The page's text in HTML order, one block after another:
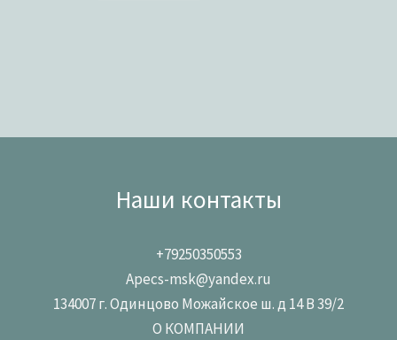
Наши контакты
+79250350553
Apecs-msk@yandex.ru
134007 г. Одинцово Можайское ш. д 14 В 39/2
О КОМПАНИИ